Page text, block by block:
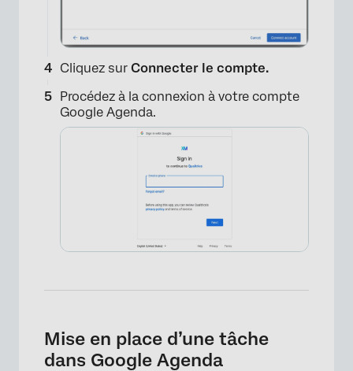
Cliquez sur Connecter le compte.
Procédez à la connexion à votre compte
Google Agenda.
Mise en place d’une tâche
dans Google Agenda